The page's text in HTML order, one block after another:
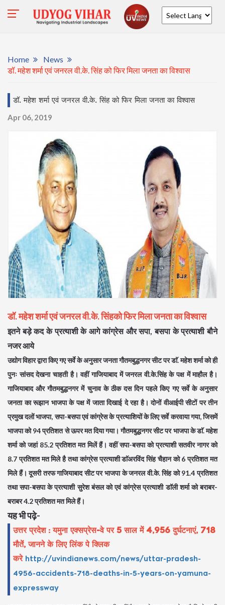
Home
News
डॉ. महेश शर्मा एवं जनरल वी.के. सिंह को फिर मिला जनता का विश्वास
डॉ. महेश शर्मा एवं जनरल वी.के. सिंह को फिर मिला जनता का विश्वास
Apr 06, 2019
डॉ. महेश शर्मा एवं जनरल वी.के. सिंहको फिर मिला जनता का विश्वास
इतने बड़े कद के प्रत्याशी के आगे कांग्रेस और सपा, बसपा के प्रत्याशी बौने
नजर आये
उद्योग विहार द्वारा किए गए सर्वे के अनुसार जनता गौतमबुद्धनगर सीट पर डाॅ. महेश शर्मा को ही
पुनः सांसद देखना चाहती है। वहीं गाजियाबाद में जनरल वी.के.सिंह के पक्ष में माहौल है।
गाजियाबाद और गौतमबुद्धनगर में चुनाव के ठीक दस दिन पहले किए गए सर्वे के अनुसार
जनता का रूझान भाजपा के पक्ष में जाता दिखाई दे रहा है। दोनों वीआईपी सीटों पर तीन
प्रमुख दलों भाजपा, सपा-बसपा एवं कांग्रेस के प्रत्याशियों के लिए सर्वे करवाया गया, जिसमें
भाजपा को 94 प्रतिशत से ऊपर मत दिया गया। गौतमबुद्धनगर सीट पर भाजपा के डाॅ. महेश
शर्मा को जहां 85.2 प्रतिशत मत मिलें हैं। वहीं सपा-बसपा को प्रत्याशी सतवीर नागर को
8.7 प्रतिशत मत मिले है तथा कांग्रेस प्रत्याशी डाॅअरविंद सिंह चैहान को 6 प्रतिशत मत
मिले हैं। दूसरी तरफ गाजियाबाद सीट पर भाजपा के जनरल वी.के. सिंह को 91.4 प्रतिशत
तथा सपा-बसपा के प्रत्याशी सुरेश बंसल को एवं कांग्रेस प्रत्याशी डाॅली शर्मा को बराबर-
बराबर 4.2 प्रतिशत मत मिले हैं।
यह भी पढ़े-
उत्तर प्रदेश : यमुना एक्सप्रेस-वे पर 5 साल में 4,956 दुर्घटनाएं, 718
मौतें, जानने के लिए लिंक पे क्लिक
करे http://uvindianews.com/news/uttar-pradesh-
4956-accidents-718-deaths-in-5-years-on-yamuna-
expressway